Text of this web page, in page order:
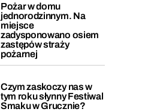
Pożar w domu
jednorodzinnym. Na
miejsce
zadysponowano osiem
zastępów straży
pożarnej
Czym zaskoczy nas w
tym roku słynny Festiwal
Smaku w Grucznie?